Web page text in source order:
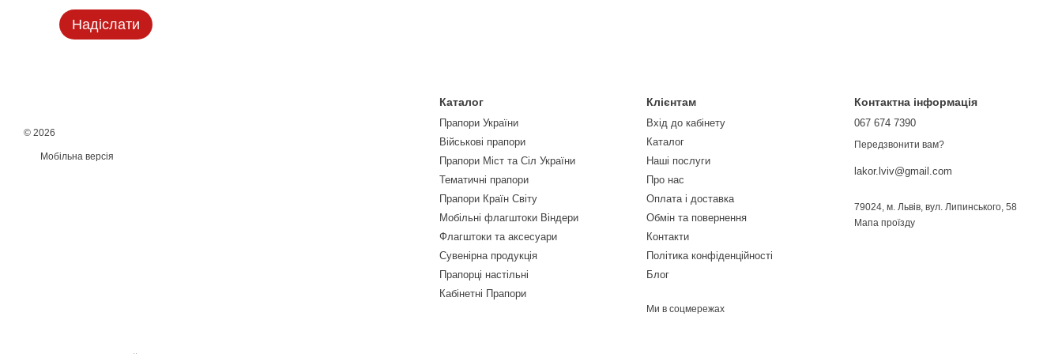
Надіслати
© 2026
Мобільна версія
Каталог
Прапори України
Військові прапори
Прапори Міст та Сіл України
Тематичні прапори
Прапори Країн Світу
Мобільні флагштоки Віндери
Флагштоки та аксесуари
Сувенірна продукція
Прапорці настільні
Кабінетні Прапори
Клієнтам
Вхід до кабінету
Каталог
Наші послуги
Про нас
Оплата і доставка
Обмін та повернення
Контакти
Політика конфіденційності
Блог
Ми в соцмережах
Контактна інформація
067 674 7390
Передзвонити вам?
lakor.lviv@gmail.com
79024, м. Львів, вул. Липинського, 58
Мапа проїзду